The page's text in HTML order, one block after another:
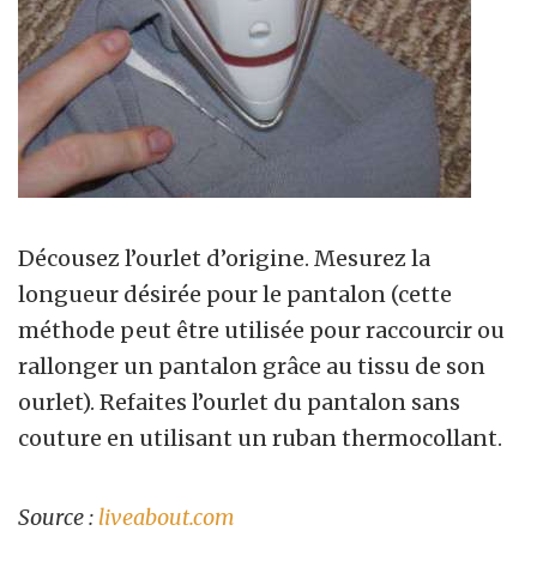
Décousez l’ourlet d’origine. Mesurez la
longueur désirée pour le pantalon (cette
méthode peut être utilisée pour raccourcir ou
rallonger un pantalon grâce au tissu de son
ourlet). Refaites l’ourlet du pantalon sans
couture en utilisant un ruban thermocollant.
Source : liveabout.com